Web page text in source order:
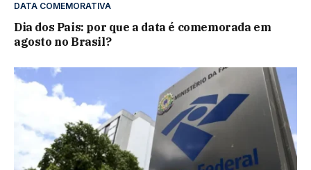
DATA COMEMORATIVA
Dia dos Pais: por que a data é comemorada em
agosto no Brasil?